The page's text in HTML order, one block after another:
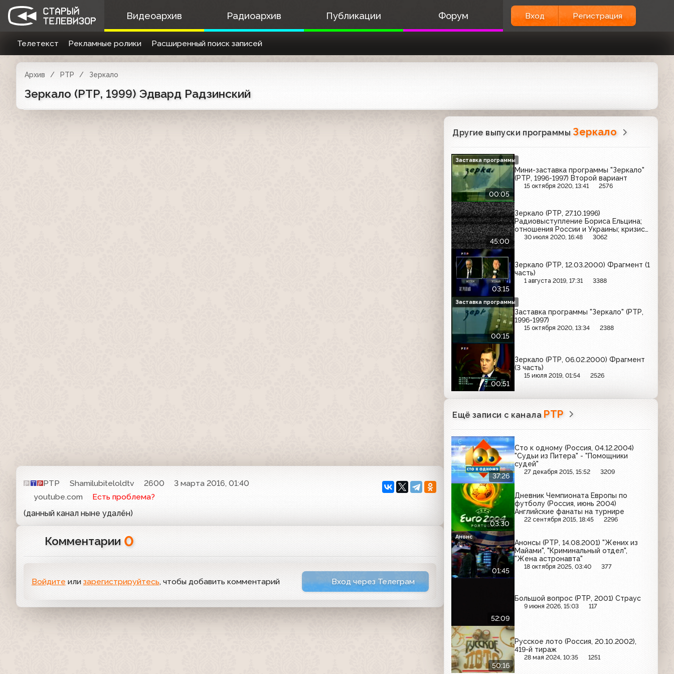
Видеоархив Радиоархив Публикации Форум Вход Регистрация
Телетекст Рекламные ролики Расширенный поиск записей
Архив РТР Зеркало
Зеркало (РТР, 1999) Эдвард Радзинский
РТР Shamilubiteloldtv 2600
3 марта 2016, 01:40
youtube.com
Есть проблема?
(данный канал ныне удалён)
Комментарии 0
Войдите или зарегистрируйтесь, чтобы добавить комментарий Вход через Телеграм
Другие выпуски программы Зеркало
00:05
Мини-заставка программы "Зеркало"
(РТР, 1996-1997) Второй вариант
15 октября 2020, 13:41 2576
Заставка программы
45:00
Зеркало (РТР, 27.10.1996)
Радиовыступление Бориса Ельцина;
отношения России и Украины; кризис
в Вооружённых силах РФ
30 июля 2020, 16:48 3062
03:15
Зеркало (РТР, 12.03.2000) Фрагмент (1
часть)
1 августа 2019, 17:31 3388
00:15
Заставка программы "Зеркало" (РТР,
1996-1997)
15 октября 2020, 13:34 2388
Заставка программы
00:51
Зеркало (РТР, 06.02.2000) Фрагмент
(3 часть)
15 июля 2019, 01:54 2526
Ещё записи с канала РТР
37:26
Сто к одному (Россия, 04.12.2004)
"Судьи из Питера" - "Помощники
судей"
27 декабря 2015, 15:52 3209
03:30
Дневник Чемпионата Европы по
футболу (Россия, июнь 2004)
Английские фанаты на турнире
22 сентября 2015, 18:45 2296
01:45
Анонсы (РТР, 14.08.2001) "Жених из
Майами", "Криминальный отдел",
"Жена астронавта"
18 октября 2025, 03:40 377
Анонс
52:09
Большой вопрос (РТР, 2001) Страус
9 июня 2026, 15:03 117
50:16
Русское лото (Россия, 20.10.2002),
419-й тираж
28 мая 2024, 10:35 1251